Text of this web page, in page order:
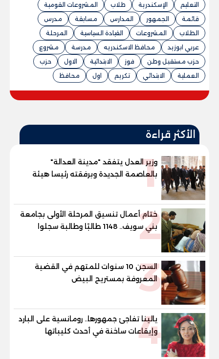
التعليم الإسكندرية طلاب
المشروعات القومية
قائمة
الجمهور المدارس مسابقة
مدرس
الطلاب
المشروعات القيادة السياسية
المرحلة
عربي ابوزيد
محافظ الاسكندريه مدرسة
مشروع
حزب مستقبل وطن
فوز الابتدائية الاول
حزب
العملية
الابتدائي تكريم اول محافظ
الأكثر قراءة
1
وزير العدل يتفقد "مدينة العدالة"
بالعاصمة الجديدة وبرفقته رئيسا هيئة
قضايا الدولة وهيئة النيابة الإدارية
2
ختام أعمال تنسيق المرحلة الأولى بجامعة
بني سويف.. 1148 طالبًا وطالبة سجلوا
رغباتهم
3
السجن 10 سنوات للمتهم في القضية
المعروفة بمستريح البيض
4
يالينا تفاجئ جمهورها.. رومانسية على البارد
وإيقاعات ساخنة في أحدث كليباتها